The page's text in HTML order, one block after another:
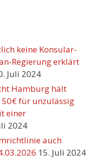
keine Konsular-
Regierung erklärt
Juli 2024
Hamburg hält
für unzulässig
einer
2024
auch
15. Juli 2024